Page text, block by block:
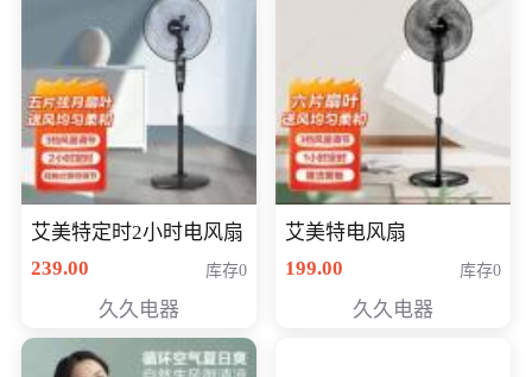
艾美特定时2小时电风扇
239.00
库存0
久久电器
艾美特电风扇
199.00
库存0
久久电器